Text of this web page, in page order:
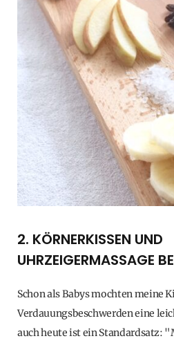
2. KÖRNERKISSEN UND
UHRZEIGERMASSAGE
Schon als Babys mochten meine
Verdauungsbeschwerden eine
auch heute ist ein Standardsatz: